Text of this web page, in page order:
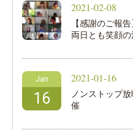
2021-02-08
【感謝のご報
両日とも笑顔の
Jan
16
2021-01-16
ノンストップ
催